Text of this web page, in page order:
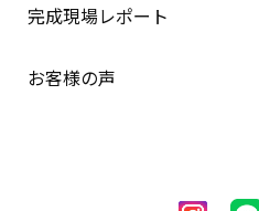
完成現場レポート
お客様の声